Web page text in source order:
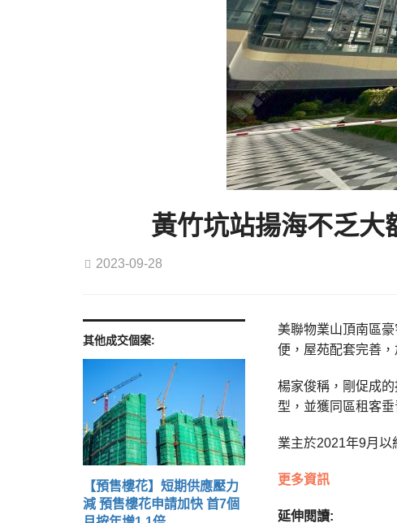
黃竹坑站揚海不乏大
2023-09-28
其他成交個案:
【預售樓花】短期供應壓力
減 預售樓花申請加快 首7個
美聯物業山頂南區
便，屋苑配套完善
楊家俊稱，剛促成
型，並獲同區租客
業主於2021年9月以
更多資訊
延伸閱讀: